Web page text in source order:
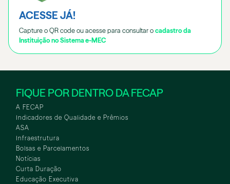
ACESSE JÁ!
Capture o QR code ou acesse para consultar o cadastro da
Instituição no Sistema e-MEC
FIQUE POR DENTRO DA FECAP
A FECAP
Indicadores de Qualidade e Prêmios
ASA
Infraestrutura
Bolsas e Parcelamentos
Notícias
Curta Duração
Educação Executiva